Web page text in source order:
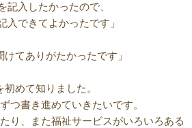
記入したかったので、
入できてよかったです」
けてありがたかったです」
初めて知りました。
つ書き進めていきたいです。
り、また福祉サービスがいろいろある